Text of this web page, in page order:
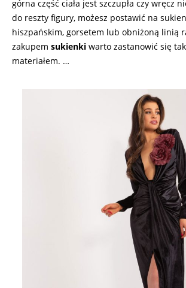
górna część ciała jest szczupła czy wręcz
do reszty figury, możesz postawić na
hiszpańskim, gorsetem lub obniżoną linią
zakupem sukienki warto zastanowić się
materiałem. …